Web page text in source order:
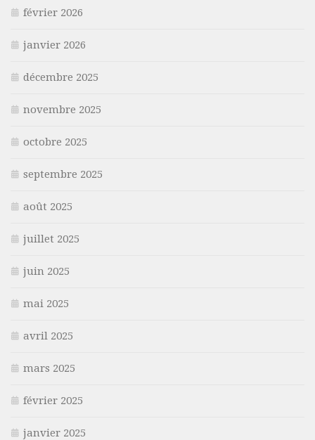
février 2026
janvier 2026
décembre 2025
novembre 2025
octobre 2025
septembre 2025
août 2025
juillet 2025
juin 2025
mai 2025
avril 2025
mars 2025
février 2025
janvier 2025